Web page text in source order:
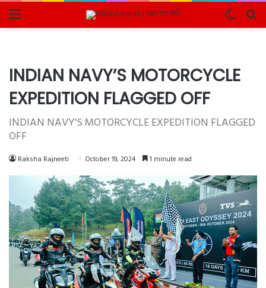
Menu
Switch
skin
INDIAN NAVY’S MOTORCYCLE
EXPEDITION FLAGGED OFF
INDIAN NAVY'S MOTORCYCLE EXPEDITION FLAGGED
OFF
Raksha Rajneeti October 19, 2024 1 minute read